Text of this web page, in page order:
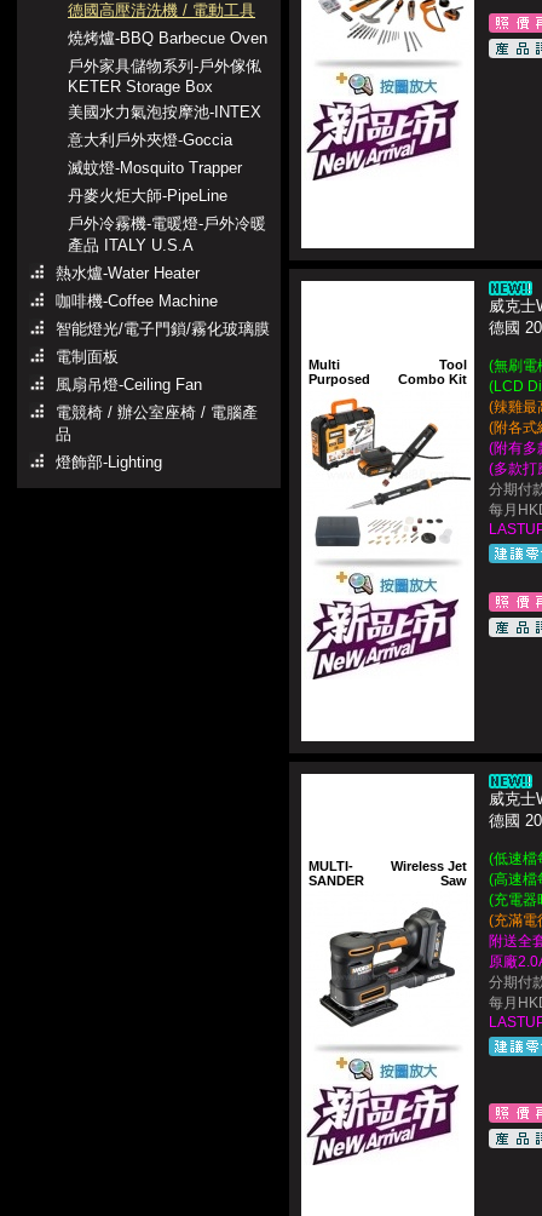
德國高壓清洗機 / 電動工具
燒烤爐-BBQ Barbecue Oven
戶外家具儲物系列-戶外傢俬
KETER Storage Box
美國水力氣泡按摩池-INTEX
意大利戶外夾燈-Goccia
滅蚊燈-Mosquito Trapper
丹麥火炬大師-PipeLine
戶外冷霧機-電暖燈-戶外冷暖
產品 ITALY U.S.A
熱水爐-Water Heater
咖啡機-Coffee Machine
智能燈光/電子門鎖/霧化玻璃膜
電制面板
風扇吊燈-Ceiling Fan
電競椅 / 辦公室座椅 / 電腦產
品
燈飾部-Lighting
Multi
Purposed
Tool
Combo Kit
威克士
德國
(無刷電
(LCD
(辣雞
(附各式
(附有多
(多款打
分期付
每月
MULTI-
SANDER
Wireless Jet
Saw
威克士
德國
(低速檔
(高速檔
(充電器
(充滿電
附送全
原廠
分期付
每月